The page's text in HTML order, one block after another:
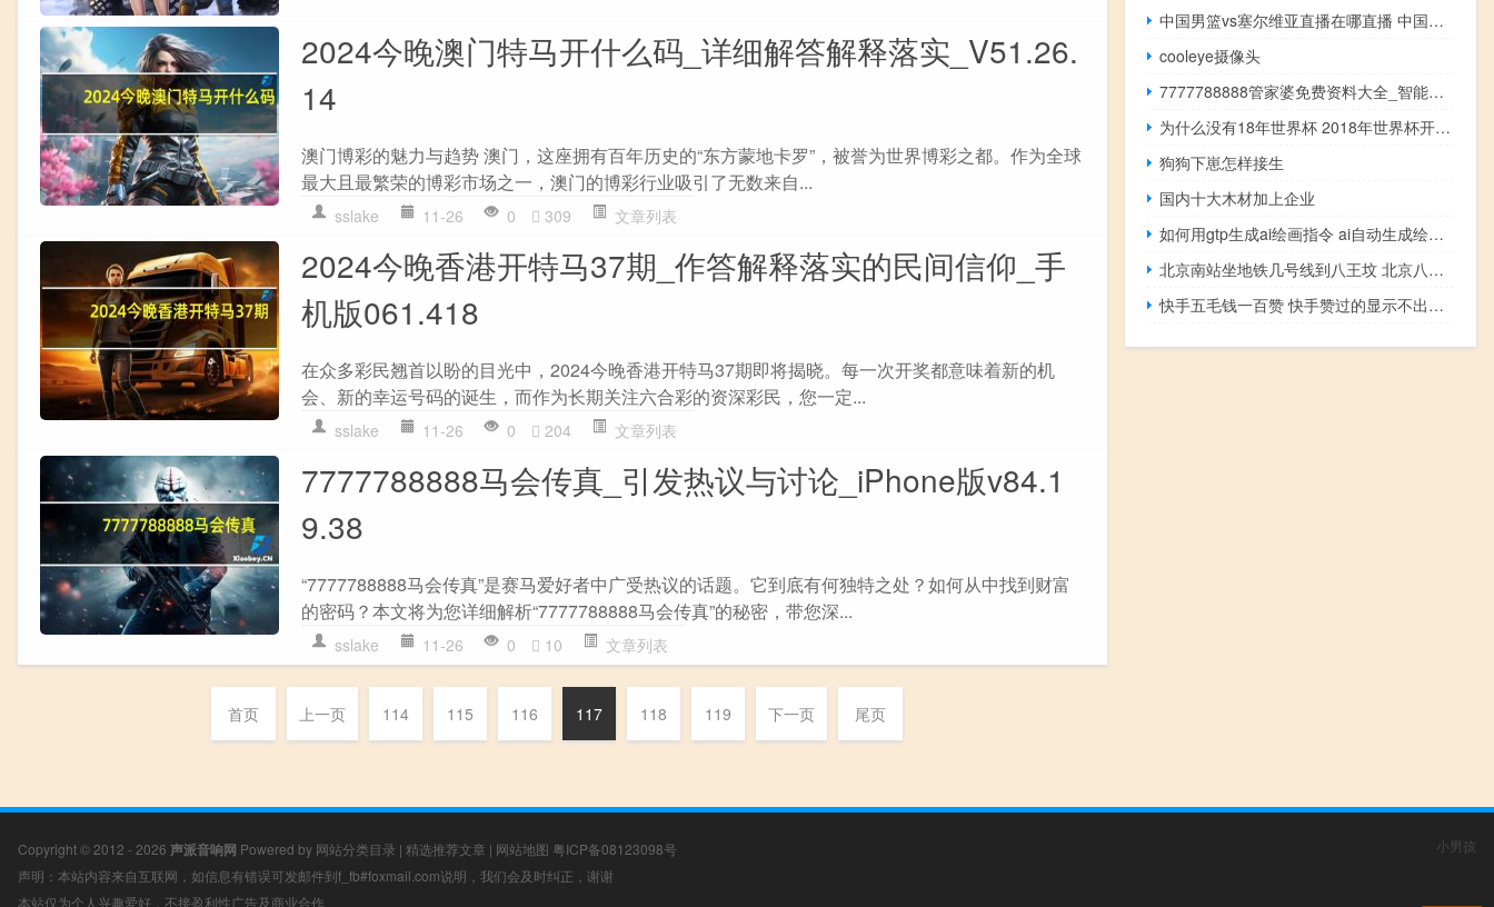
2024今晚澳门特马开什么码_详细解答解释落实_V51.26.
14
澳门博彩的魅力与趋势 澳门，这座拥有百年历史的“东方蒙地卡罗”，被誉为世界博彩之都。作为全球
最大且最繁荣的博彩市场之一，澳门的博彩行业吸引了无数来自...
sslake 11-26 0 309 文章列表
2024今晚香港开特马37期_作答解释落实的民间信仰_手
机版061.418
在众多彩民翘首以盼的目光中，2024今晚香港开特马37期即将揭晓。每一次开奖都意味着新的机
会、新的幸运号码的诞生，而作为长期关注六合彩的资深彩民，您一定...
sslake 11-26 0 204 文章列表
7777788888马会传真_引发热议与讨论_iPhone版v84.1
9.38
“7777788888马会传真”是赛马爱好者中广受热议的话题。它到底有何独特之处？如何从中找到财富
的密码？本文将为您详细解析“7777788888马会传真”的秘密，带您深...
sslake 11-26 0 10 文章列表
首页 上一页 114 115 116 117 118 119 下一页 尾页
中国男篮vs塞尔维亚直播在哪直播 中国男篮比赛在哪看
cooleye摄像头
7777788888管家婆免费资料大全_智能AI深度解析_爱采购版v47.08.881
为什么没有18年世界杯 2018年世界杯开幕式
狗狗下崽怎样接生
国内十大木材加上企业
如何用gtp生成ai绘画指令 ai自动生成绘画软件
北京南站坐地铁几号线到八王坟 北京八王坟长途汽车站
快手五毛钱一百赞 快手赞过的显示不出来(快手明明赞了三百多个作品却显示赞八百个)
Copyright © 2012 - 2026 声派音响网 Powered by 网站分类目录 | 精选推荐文章 | 网站地图 粤ICP备08123098号
声明：本站内容来自互联网，如信息有错误可发邮件到f_fb#foxmail.com说明，我们会及时纠正，谢谢
本站仅为个人兴趣爱好，不接盈利性广告及商业合作
小男孩